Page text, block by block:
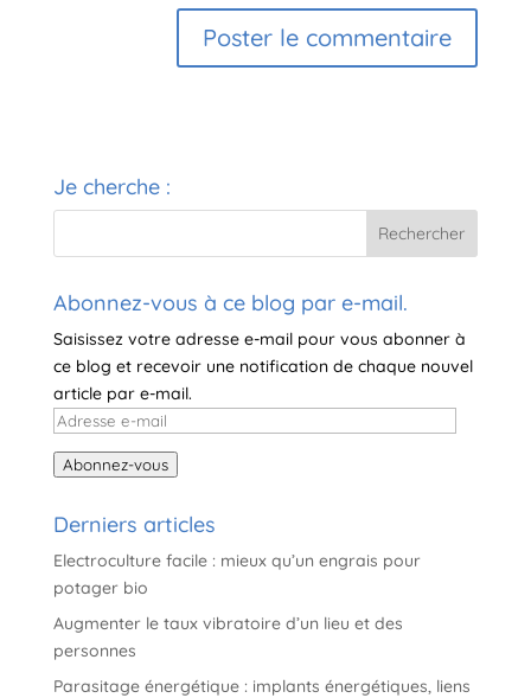
r
n
i
e
Je cherche :
Abonnez-vous à ce blog par e-mail.
Saisissez votre adresse e-mail pour vous abonner à
ce blog et recevoir une notification de chaque nouvel
article par e-mail.
Adresse
e-
mail
Abonnez-vous
Derniers articles
Electroculture facile : mieux qu’un engrais pour
potager bio
Augmenter le taux vibratoire d’un lieu et des
personnes
Parasitage énergétique : implants énergétiques, liens